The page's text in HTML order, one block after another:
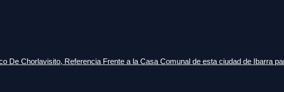
De Chorlavisito, Referencia Frente a la Casa Comunal de esta ciudad de Ibarra